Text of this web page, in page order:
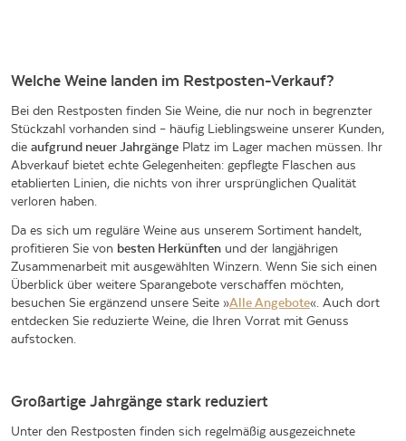
Welche Weine landen im Restposten-Verkauf?
Bei den Restposten finden Sie Weine, die nur noch in begrenzter
Stückzahl vorhanden sind – häufig Lieblingsweine unserer Kunden,
die aufgrund neuer Jahrgänge Platz im Lager machen müssen. Ihr
Abverkauf bietet echte Gelegenheiten: gepflegte Flaschen aus
etablierten Linien, die nichts von ihrer ursprünglichen Qualität
verloren haben.
Da es sich um reguläre Weine aus unserem Sortiment handelt,
profitieren Sie von besten Herkünften und der langjährigen
Zusammenarbeit mit ausgewählten Winzern. Wenn Sie sich einen
Überblick über weitere Sparangebote verschaffen möchten,
besuchen Sie ergänzend unsere Seite »Alle Angebote«. Auch dort
entdecken Sie reduzierte Weine, die Ihren Vorrat mit Genuss
aufstocken.
Großartige Jahrgänge stark reduziert
Unter den Restposten finden sich regelmäßig ausgezeichnete